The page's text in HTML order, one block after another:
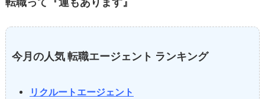
今月の人気 転職エージェント ランキング
リクルートエージェント